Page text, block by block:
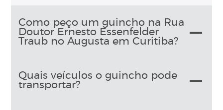
Como peço um guincho na Rua
Doutor Ernesto Essenfelder
Traub no Augusta em Curitiba?
Quais veículos o guincho pode
transportar?